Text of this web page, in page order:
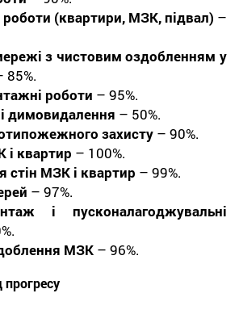
роботи (квартири, МЗК, підвал) –
з чистовим оздобленням у
85%.
роботи – 95%.
димовидалення – 50%.
захисту – 90%.
квартир – 100%.
стін МЗК і квартир – 99%.
– 97%.
і пусконалагоджувальні
МЗК – 96%.